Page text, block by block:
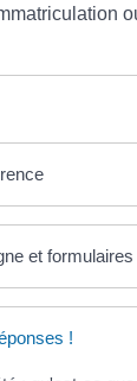
et formulaires
!